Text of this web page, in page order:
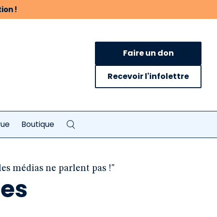
!
Faire un don
Recevoir l'infolettre
Boutique
médias ne parlent pas !"